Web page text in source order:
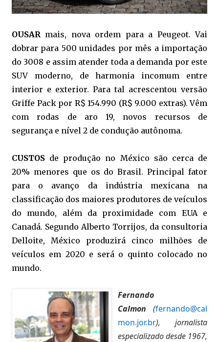
OUSAR mais, nova ordem para a Peugeot. Vai
dobrar para 500 unidades por mês a importação
do 3008 e assim atender toda a demanda por este
SUV moderno, de harmonia incomum entre
interior e exterior. Para tal acrescentou versão
Griffe Pack por R$ 154.990 (R$ 9.000 extras). Vêm
com rodas de aro 19, novos recursos de
segurança e nível 2 de condução autônoma.
CUSTOS de produção no México são cerca de
20% menores que os do Brasil. Principal fator
para o avanço da indústria mexicana na
classificação dos maiores produtores de veículos
do mundo, além da proximidade com EUA e
Canadá. Segundo Alberto Torrijos, da consultoria
Delloite, México produzirá cinco milhões de
veículos em 2020 e será o quinto colocado no
mundo.
Fernando
Calmon (fernando@cal
mon.jor.br), jornalista
especializado desde 1967,